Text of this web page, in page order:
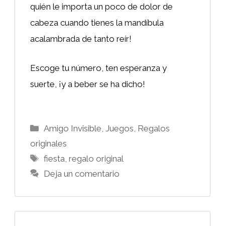
quién le importa un poco de dolor de
cabeza cuando tienes la mandíbula
acalambrada de tanto reír!
Escoge tu número, ten esperanza y
suerte, ¡y a beber se ha dicho!
Categorías
Amigo Invisible,Juegos, Regalos
originales
Etiquetas
fiesta,regalo original
Deja un comentario